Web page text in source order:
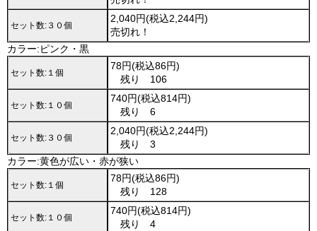
セット数:３０個
2,040円(税込2,244円)
売切れ！
カラー:ピンク・黒
セット数:１個
78円(税込86円)
残り 106
セット数:１０個
740円(税込814円)
残り 6
セット数:３０個
2,040円(税込2,244円)
残り 3
カラー:黄色が広い・赤が狭い
セット数:１個
78円(税込86円)
残り 128
セット数:１０個
740円(税込814円)
残り 4